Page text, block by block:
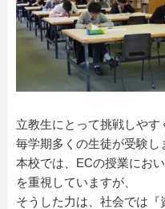
立教生にとって挑戦しやす
毎学期多くの生徒が受験し
本校では、ECの授業にお
を重視していますが、
そうした力は、社会では